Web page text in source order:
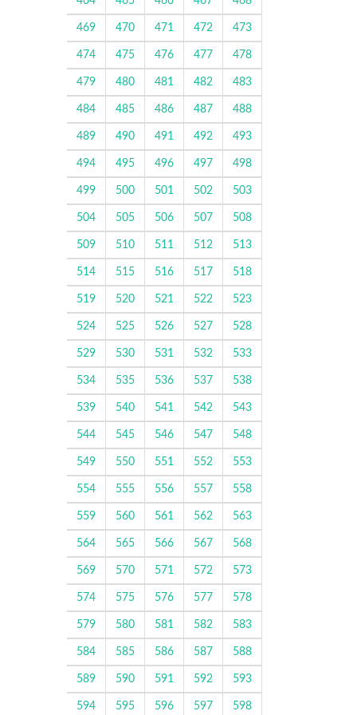
469 470 471 472 473
474 475 476 477 478
479 480 481 482 483
484 485 486 487 488
489 490 491 492 493
494 495 496 497 498
499 500 501 502 503
504 505 506 507 508
509 510 511 512 513
514 515 516 517 518
519 520 521 522 523
524 525 526 527 528
529 530 531 532 533
534 535 536 537 538
539 540 541 542 543
544 545 546 547 548
549 550 551 552 553
554 555 556 557 558
559 560 561 562 563
564 565 566 567 568
569 570 571 572 573
574 575 576 577 578
579 580 581 582 583
584 585 586 587 588
589 590 591 592 593
594 595 596 597 598